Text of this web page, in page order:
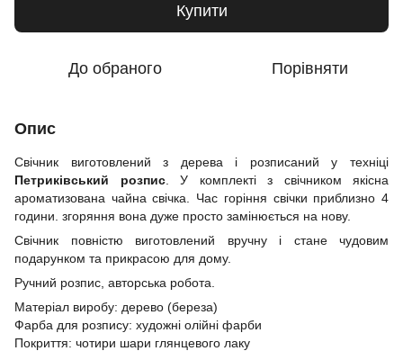
Купити
До обраного Порівняти
Опис
Свічник виготовлений з дерева і розписаний у техніці
Петриківський розпис. У комплекті з свічником якісна
ароматизована чайна свічка. Час горіння свічки приблизно 4
години. згоряння вона дуже просто замінюється на нову.
Свічник повністю виготовлений вручну і стане чудовим
подарунком та прикрасою для дому.
Ручний розпис, авторська робота.
Матеріал виробу: дерево (береза)
Фарба для розпису: художні олійні фарби
Покриття: чотири шари глянцевого лаку